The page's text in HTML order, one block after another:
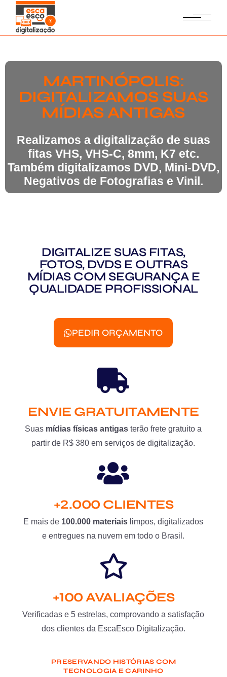
MARTINÓPOLIS:
DIGITALIZAMOS SUAS
MÍDIAS ANTIGAS
Realizamos a digitalização de suas
fitas VHS, VHS-C, 8mm, K7 etc.
Também digitalizamos DVD, Mini-DVD,
Negativos de Fotografias e Vinil.
DIGITALIZE SUAS FITAS,
FOTOS, DVDS E OUTRAS
MÍDIAS COM SEGURANÇA E
QUALIDADE PROFISSIONAL
PEDIR ORÇAMENTO
ENVIE GRATUITAMENTE
Suas mídias físicas antigas terão frete gratuito a
partir de R$ 380 em serviços de digitalização.
+2.000 CLIENTES
E mais de 100.000 materiais limpos, digitalizados
e entregues na nuvem em todo o Brasil.
+100 AVALIAÇÕES
Verificadas e 5 estrelas, comprovando a satisfação
dos clientes da EscaEsco Digitalização.
PRESERVANDO HISTÓRIAS COM
TECNOLOGIA E CARINHO